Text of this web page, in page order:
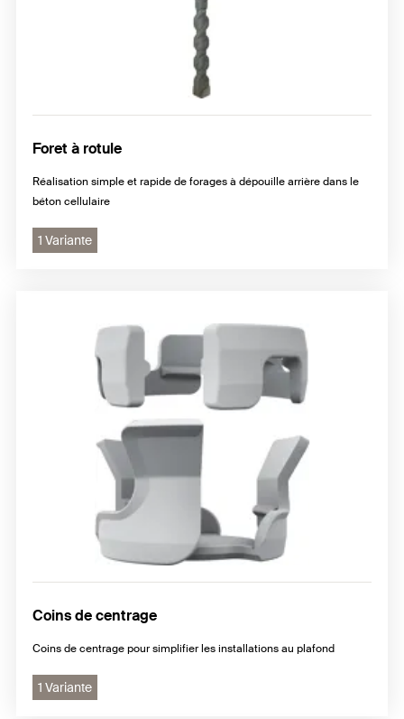
Foret à rotule
Réalisation simple et rapide de forages à dépouille arrière dans le
béton cellulaire
1 Variante
Coins de centrage
Coins de centrage pour simplifier les installations au plafond
1 Variante